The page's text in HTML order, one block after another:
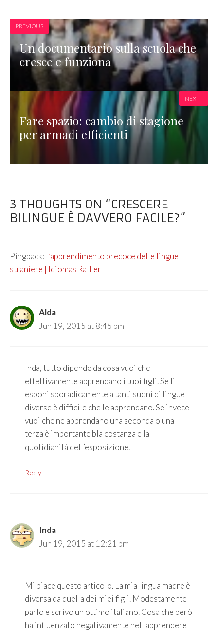
PREVIOUS
Un documentario sulla scuola che
cresce e funziona
Fare spazio: cambio di stagione
per armadi efficienti
NEXT
3 THOUGHTS ON “CRESCERE
BILINGUE È DAVVERO FACILE?”
Pingback: L’apprendimento precoce delle lingue
straniere | Idiomas RalFer
Alda
Jun 19, 2015 at 8:45 pm
Inda, tutto dipende da cosa vuoi che
effettivamente apprendano i tuoi figli. Se li
esponi sporadicamente a tanti suoni di lingue
diverse è difficile che le apprendano. Se invece
vuoi che ne apprendano una seconda o una
terza è importante bla costanza e la
quotidianità dell’esposizione.
Reply
Inda
Jun 19, 2015 at 12:21 pm
Mi piace questo articolo. La mia lingua madre è
diversa da quella dei miei figli. Modestamente
parlo e scrivo un ottimo italiano. Cosa che però
ha influenzato negativamente nell’apprendere